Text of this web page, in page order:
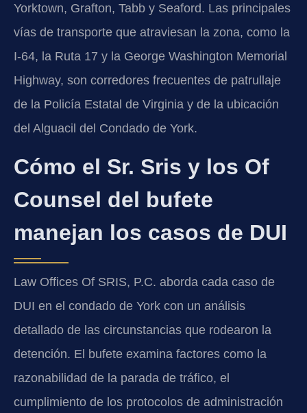
Yorktown, Grafton, Tabb y Seaford. Las principales
vías de transporte que atraviesan la zona, como la
I-64, la Ruta 17 y la George Washington Memorial
Highway, son corredores frecuentes de patrullaje
de la Policía Estatal de Virginia y de la ubicación
del Alguacil del Condado de York.
Cómo el Sr. Sris y los Of
Counsel del bufete
manejan los casos de DUI
Law Offices Of SRIS, P.C. aborda cada caso de
DUI en el condado de York con un análisis
detallado de las circunstancias que rodearon la
detención. El bufete examina factores como la
razonabilidad de la parada de tráfico, el
cumplimiento de los protocolos de administración